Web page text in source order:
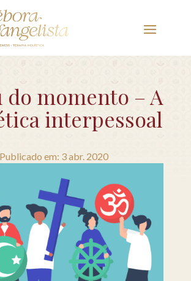
do momento – A
interpessoal
Publicado em: 3 abr. 2020